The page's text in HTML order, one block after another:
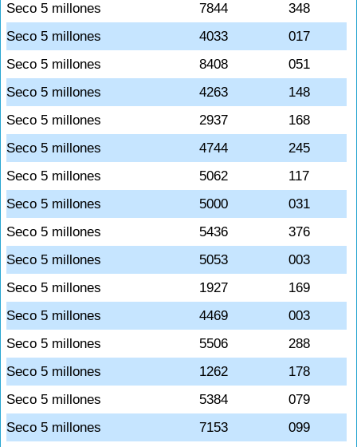
Seco 5 millones
7844
348
Seco 5 millones
4033
017
Seco 5 millones
8408
051
Seco 5 millones
4263
148
Seco 5 millones
2937
168
Seco 5 millones
4744
245
Seco 5 millones
5062
117
Seco 5 millones
5000
031
Seco 5 millones
5436
376
Seco 5 millones
5053
003
Seco 5 millones
1927
169
Seco 5 millones
4469
003
Seco 5 millones
5506
288
Seco 5 millones
1262
178
Seco 5 millones
5384
079
Seco 5 millones
7153
099